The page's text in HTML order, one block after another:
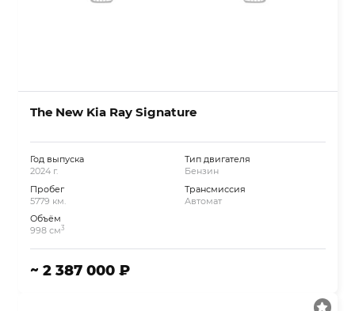
The New Kia Ray Signature
Год выпуска
2024 г.
Пробег
5779 км.
Объём
998 см3
Тип двигателя
Бензин
Трансмиссия
Автомат
~ 2 387 000 ₽